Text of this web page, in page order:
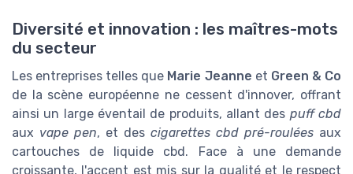
Diversité et innovation : les maîtres-mots
du secteur
Les entreprises telles que Marie Jeanne et Green & Co
de la scène européenne ne cessent d'innover, offrant
ainsi un large éventail de produits, allant des puff cbd
aux vape pen, et des cigarettes cbd pré-roulées aux
cartouches de liquide cbd. Face à une demande
croissante, l'accent est mis sur la qualité et le respect